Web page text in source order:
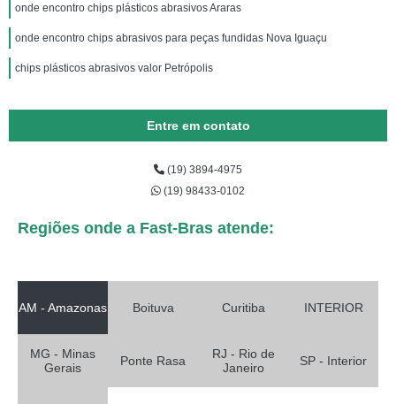
onde encontro chips plásticos abrasivos Araras
onde encontro chips abrasivos para peças fundidas Nova Iguaçu
chips plásticos abrasivos valor Petrópolis
Entre em contato
(19) 3894-4975
(19) 98433-0102
Regiões onde a Fast-Bras atende:
AM - Amazonas Boituva Curitiba INTERIOR
MG - Minas
Gerais
Ponte Rasa
RJ - Rio de
Janeiro
SP - Interior